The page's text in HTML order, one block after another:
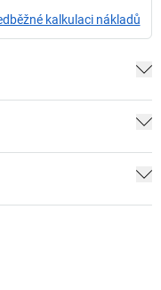
kalkulaci nákladů